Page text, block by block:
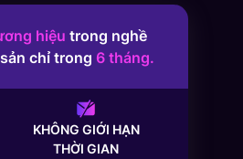
hiệu trong nghề
chỉ trong 6 tháng.
KHÔNG GIỚI HẠN
THỜI GIAN